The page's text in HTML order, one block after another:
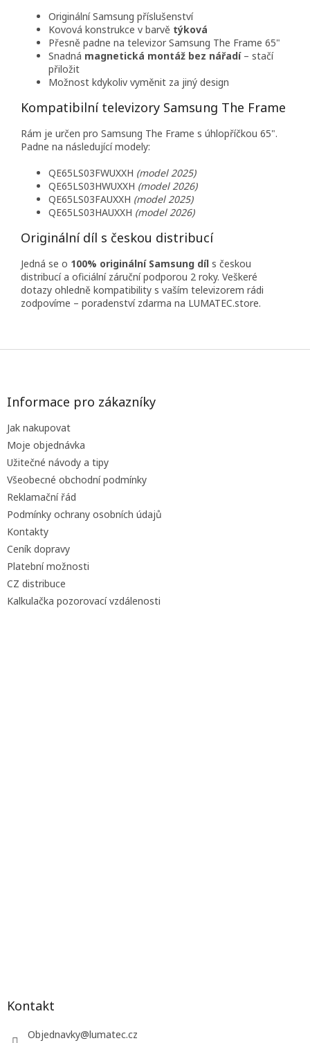
Originální Samsung příslušenství
Kovová konstrukce v barvě týková
Přesně padne na televizor Samsung The Frame 65"
Snadná magnetická montáž bez nářadí– stačí
přiložit
Možnost kdykoliv vyměnit za jiný design
Kompatibilní televizory Samsung The Frame
Rám je určen pro Samsung The Frame s úhlopříčkou 65".
Padne na následující modely:
QE65LS03FWUXXH (model 2025)
QE65LS03HWUXXH (model 2026)
QE65LS03FAUXXH (model 2025)
QE65LS03HAUXXH (model 2026)
Originální díl s českou distribucí
Jedná se o 100% originální Samsung díl s českou
distribucí a oficiální záruční podporou 2 roky. Veškeré
dotazy ohledně kompatibility s vaším televizorem rádi
zodpovíme – poradenství zdarma na LUMATEC.store.
Z
Informace pro zákazníky
Jak nakupovat
Moje objednávka
Užitečné návody a tipy
Všeobecné obchodní podmínky
Reklamační řád
Podmínky ochrany osobních údajů
Kontakty
Ceník dopravy
Platební možnosti
CZ distribuce
Kalkulačka pozorovací vzdálenosti
Kontakt
Objednavky@lumatec.cz